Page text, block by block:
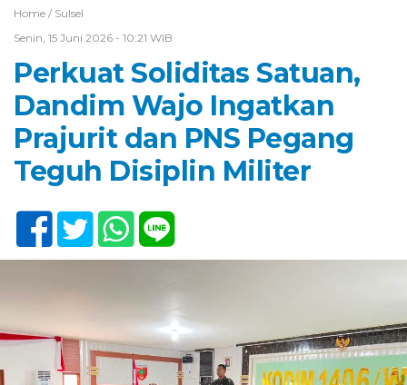
Home / Sulsel
Senin, 15 Juni 2026 - 10:21 WIB
Perkuat Soliditas Satuan,
Dandim Wajo Ingatkan
Prajurit dan PNS Pegang
Teguh Disiplin Militer